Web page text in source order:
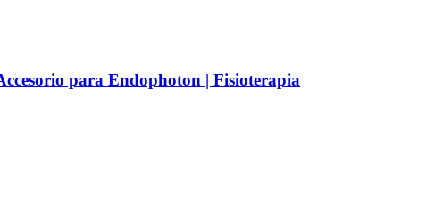
para Endophoton | Fisioterapia